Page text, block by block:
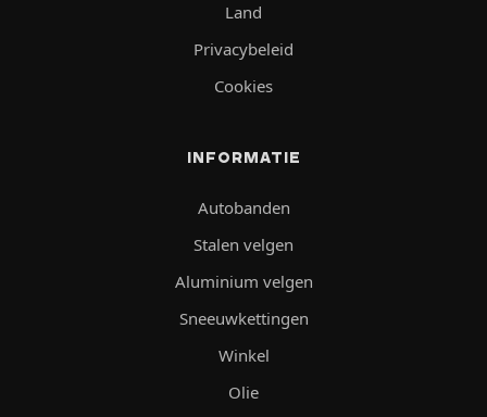
Land
Privacybeleid
Cookies
INFORMATIE
Autobanden
Stalen velgen
Aluminium velgen
Sneeuwkettingen
Winkel
Olie